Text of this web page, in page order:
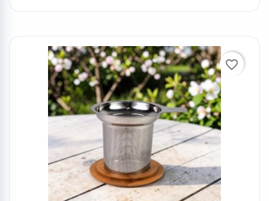
favorite_border